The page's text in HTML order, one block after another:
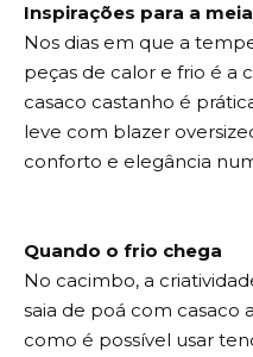
Inspirações para a
Nos dias em que a
peças de calor e frio é a
casaco castanho é
leve com blazer
conforto e elegância
Quando o frio chega
No cacimbo, a
saia de poá com casaco
como é possível usar